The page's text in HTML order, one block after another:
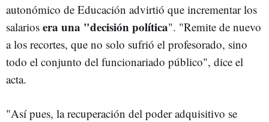
autonómico de Educación advirtió que incrementar los
salarios era una "decisión política". "Remite de nuevo
a los recortes, que no solo sufrió el profesorado, sino
todo el conjunto del funcionariado público", dice el
acta.
"Así pues, la recuperación del poder adquisitivo se